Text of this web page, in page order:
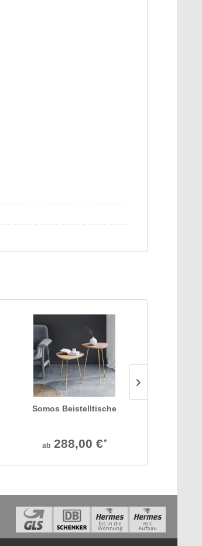
Somos Beistelltische
ab 288,00 €*